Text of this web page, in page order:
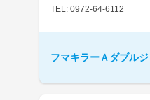
TEL: 0972-64-6112
フマキラーＡダブル